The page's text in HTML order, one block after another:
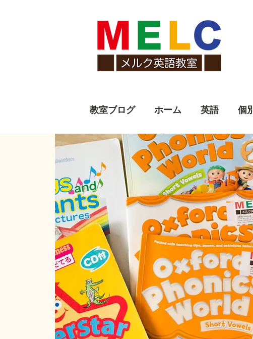
教室ブログ ホーム 英語 個